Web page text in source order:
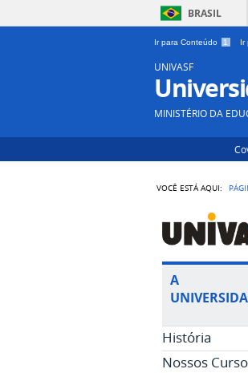
BRASIL
Ir para Conteúdo 1 Ir
UNIVASF
MINISTÉRIO DA
VOCÊ ESTÁ AQUI:
A
História
Nossos